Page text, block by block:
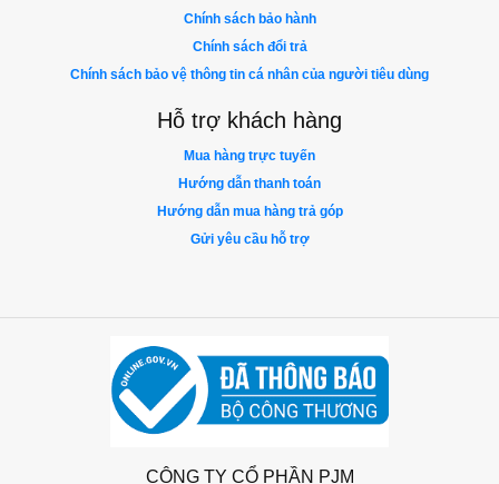
Chính sách bảo hành
Chính sách đổi trả
Chính sách bảo vệ thông tin cá nhân của người tiêu dùng
Hỗ trợ khách hàng
Mua hàng trực tuyến
Hướng dẫn thanh toán
Hướng dẫn mua hàng trả góp
Gửi yêu cầu hỗ trợ
CÔNG TY CỔ PHẦN PJM